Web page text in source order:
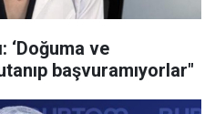
‘Doğuma ve
başvuramıyorlar"